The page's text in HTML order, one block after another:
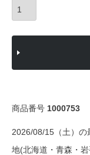
商品番号 1000753
2026/08/15（土）
地(北海道・青森・